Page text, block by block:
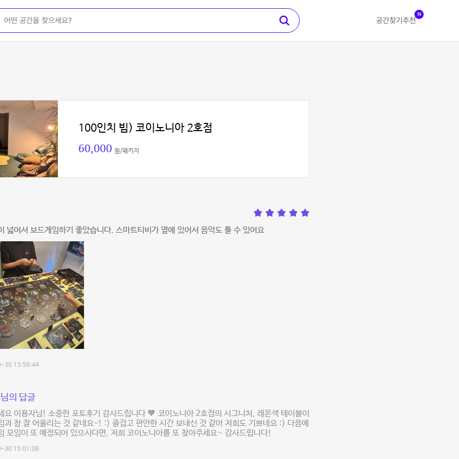
공간찾기 추천
N
100인치 빔) 코이노니아 2호점
60,000 원/패키지
넓어서 보드게임하기 좋았습니다. 스마트티비가 옆에 있어서 음악도 틀 수 있어요
30 13:59:44
의 답글
요 이용자님! 소중한 포토후기 감사드립니다 🧡 코이노니아 2호점의 시그니처, 레몬색 테이블이
과 참 잘 어울리는 것 같네요-! :) 즐겁고 편안한 시간 보내신 것 같아 저희도 기쁘네요 :) 다음에
모임이 또 예정되어 있으시다면, 저희 코이노니아를 또 찾아주세요~ 감사드립니다!
30 15:01:06